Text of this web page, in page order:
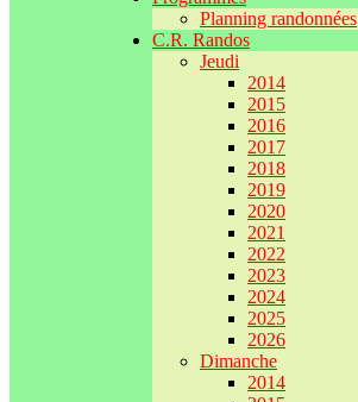
Planning randonnées
C.R. Randos
Jeudi
2014
2015
2016
2017
2018
2019
2020
2021
2022
2023
2024
2025
2026
Dimanche
2014